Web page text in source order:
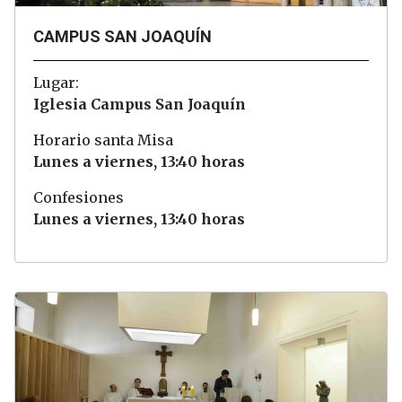
CAMPUS SAN JOAQUÍN
Lugar:
Iglesia Campus San Joaquín
Horario santa Misa
Lunes a viernes, 13:40 horas
Confesiones
Lunes a viernes, 13:40 horas